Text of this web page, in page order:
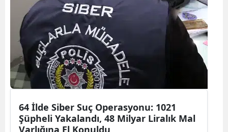
64 İlde Siber Suç Operasyonu: 1021
Şüpheli Yakalandı, 48 Milyar Liralık Mal
Varlığına El Konuldu